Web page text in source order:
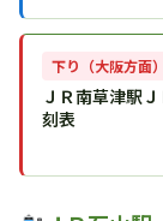
下り（大阪方面）
ＪＲ南草津駅
刻表